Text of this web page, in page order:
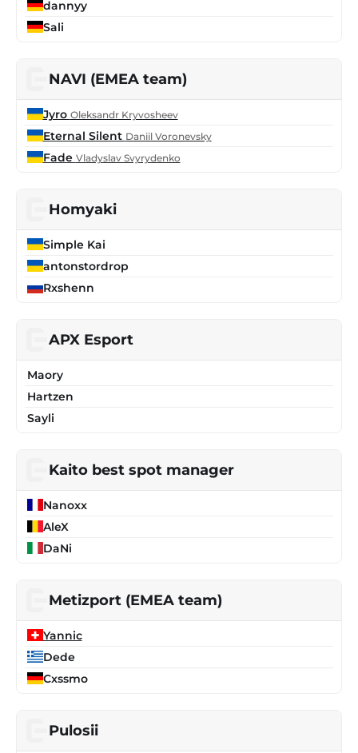
dannyy
Sali
NAVI (EMEA team)
Jyro Oleksandr Kryvosheev
Eternal Silent Daniil Voronevsky
Fade Vladyslav Svyrydenko
Homyaki
Simple Kai
antonstordrop
Rxshenn
APX Esport
Maory
Hartzen
Sayli
Kaito best spot manager
Nanoxx
AleX
DaNi
Metizport (EMEA team)
Yannic
Dede
Cxssmo
Pulosii